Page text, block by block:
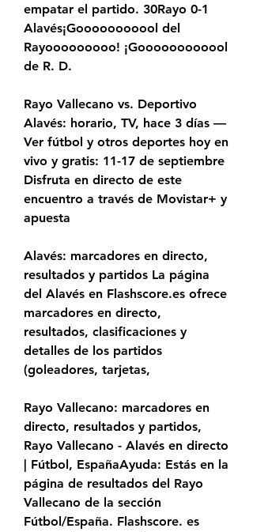
empatar el partido. 30Rayo 0-1
Alavés¡Gooooooooool del
Rayooooooooo! ¡Goooooooooool
de R. D.
Rayo Vallecano vs. Deportivo
Alavés: horario, TV, hace 3 días —
Ver fútbol y otros deportes hoy en
vivo y gratis: 11-17 de septiembre
Disfruta en directo de este
encuentro a través de Movistar+ y
apuesta
Alavés: marcadores en directo,
resultados y partidos La página
del Alavés en Flashscore.es ofrece
marcadores en directo,
resultados, clasificaciones y
detalles de los partidos
(goleadores, tarjetas,
Rayo Vallecano: marcadores en
directo, resultados y partidos,
Rayo Vallecano - Alavés en directo
| Fútbol, EspañaAyuda: Estás en la
página de resultados del Rayo
Vallecano de la sección
Fútbol/España. Flashscore. es